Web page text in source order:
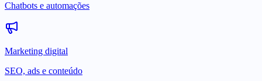
Chatbots e automações
Marketing digital
SEO, ads e conteúdo